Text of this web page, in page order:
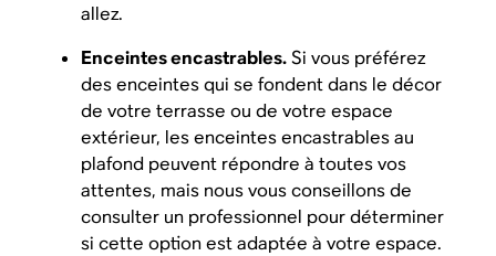
allez.
Enceintes encastrables.Si vous préférez
des enceintes qui se fondent dans le décor
de votre terrasse ou de votre espace
extérieur, les enceintes encastrables au
plafond peuvent répondre à toutes vos
attentes, mais nous vous conseillons de
consulter un professionnel pour déterminer
si cette option est adaptée à votre espace.